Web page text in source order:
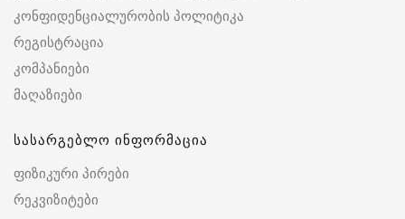
კონფიდენციალურობის პოლიტიკა
რეგისტრაცია
კომპანიები
მაღაზიები
სასარგებლო ინფორმაცია
ფიზიკური პირები
რეკვიზიტები